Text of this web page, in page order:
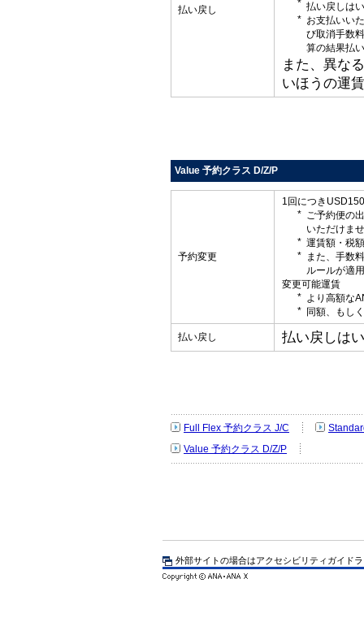
払い戻し
払い戻しは
お支払いい
び取消手数
算の結果払
また、異な
いほうの運
Value 予約クラス D/Z/P
予約変更
1回につき
ご予約便の
いただけま
運賃額・税
また、手数
ルールが適
変更可能運賃
より高額な
同額、もし
払い戻し 払い戻しは
Full Flex 予約クラス J/C
Value 予約クラス D/Z/P
外部サイトの場合はアクセシビリティガイド